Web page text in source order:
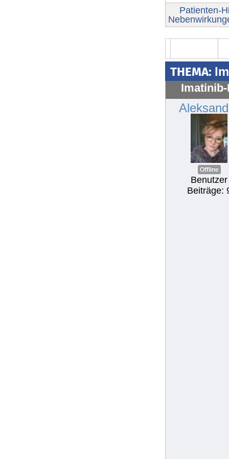
Patienten-
THEMA:
Offline
Benutzer
Beiträge: